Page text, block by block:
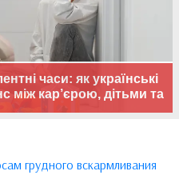
часи: як українські
між кар’єрою, дітьми та
грудного вскармливания